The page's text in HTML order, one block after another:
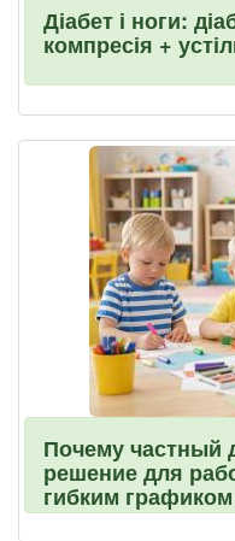
Діабет і ноги:
компресія +
Почему частный
решение для
гибким